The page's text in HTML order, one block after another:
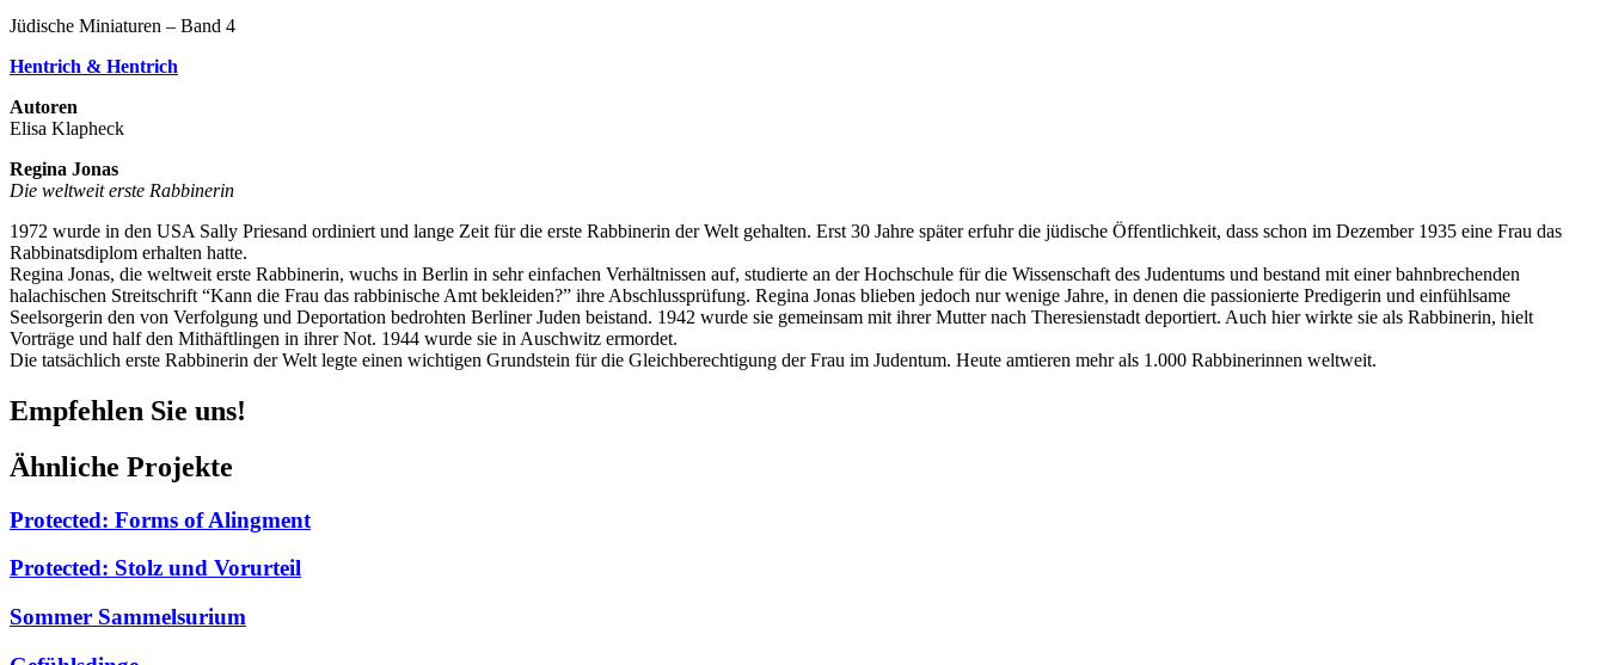
Jüdische Miniaturen – Band 4
Hentrich & Hentrich
Autoren
Elisa Klapheck
Regina Jonas
Die weltweit erste Rabbinerin
1972 wurde in den USA Sally Priesand ordiniert und lange Zeit für die erste Rabbinerin der Welt gehalten. Erst 30 Jahre später erfuhr die jüdische Öffentlichkeit, dass schon im Dezember 1935 eine Frau das
Rabbinatsdiplom erhalten hatte.
Regina Jonas, die weltweit erste Rabbinerin, wuchs in Berlin in sehr einfachen Verhältnissen auf, studierte an der Hochschule für die Wissenschaft des Judentums und bestand mit einer bahnbrechenden
halachischen Streitschrift “Kann die Frau das rabbinische Amt bekleiden?” ihre Abschlussprüfung. Regina Jonas blieben jedoch nur wenige Jahre, in denen die passionierte Predigerin und einfühlsame
Seelsorgerin den von Verfolgung und Deportation bedrohten Berliner Juden beistand. 1942 wurde sie gemeinsam mit ihrer Mutter nach Theresienstadt deportiert. Auch hier wirkte sie als Rabbinerin, hielt
Vorträge und half den Mithäftlingen in ihrer Not. 1944 wurde sie in Auschwitz ermordet.
Die tatsächlich erste Rabbinerin der Welt legte einen wichtigen Grundstein für die Gleichberechtigung der Frau im Judentum. Heute amtieren mehr als 1.000 Rabbinerinnen weltweit.
Empfehlen Sie uns!
Ähnliche Projekte
Protected: Forms of Alingment
Protected: Stolz und Vorurteil
Sommer Sammelsurium